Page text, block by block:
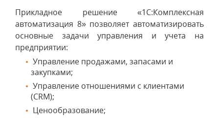
Прикладное решение «1С:Комплексная
автоматизация 8» позволяет автоматизировать
основные задачи управления и учета на
предприятии:
Управление продажами, запасами и
закупками;
Управление отношениями с клиентами
(CRM);
Ценообразование;